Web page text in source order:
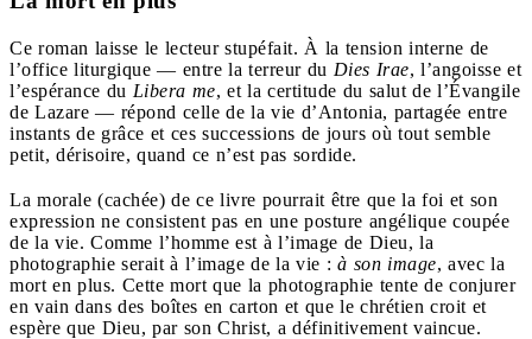
Ce roman laisse le lecteur stupéfait. À la tension interne de
l’office liturgique — entre la terreur du Dies Irae, l’angoisse et
l’espérance du Libera me, et la certitude du salut de l’Évangile
de Lazare — répond celle de la vie d’Antonia, partagée entre
instants de grâce et ces successions de jours où tout semble
petit, dérisoire, quand ce n’est pas sordide.
La morale (cachée) de ce livre pourrait être que la foi et son
expression ne consistent pas en une posture angélique coupée
de la vie. Comme l’homme est à l’image de Dieu, la
photographie serait à l’image de la vie : à son image, avec la
mort en plus. Cette mort que la photographie tente de conjurer
en vain dans des boîtes en carton et que le chrétien croit et
espère que Dieu, par son Christ, a définitivement vaincue.